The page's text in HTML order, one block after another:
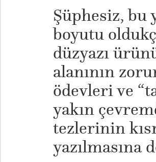
Şüphesiz, bu
boyutu
düzyazı
alanının
ödevleri ve
yakın
tezlerinin
yazılmasına